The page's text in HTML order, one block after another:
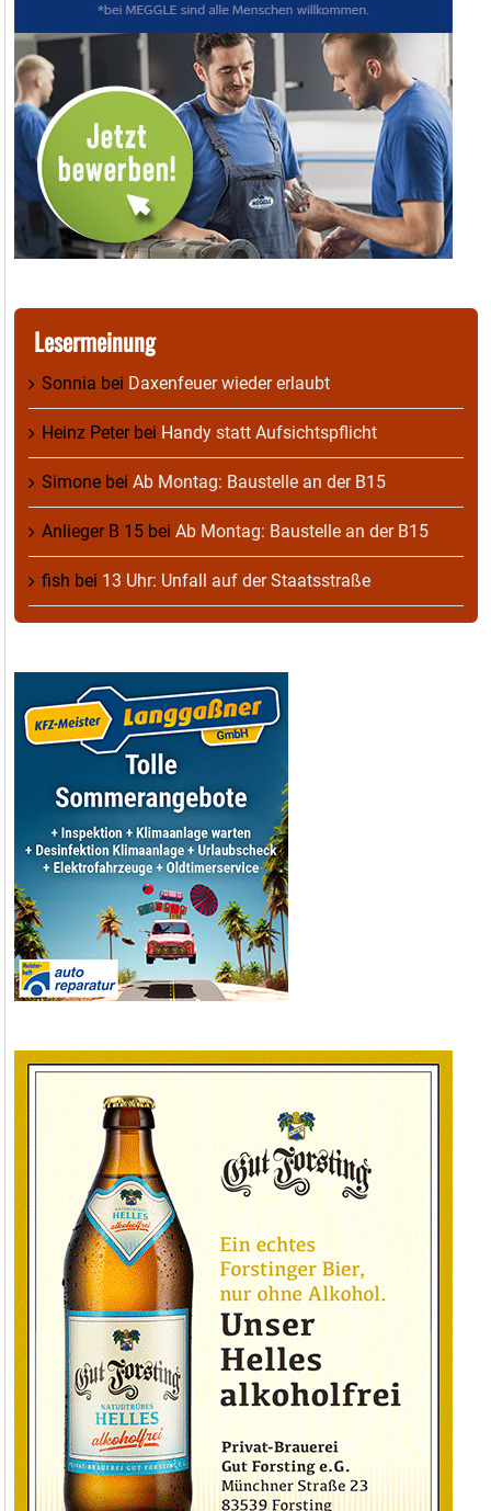
Lesermeinung
Sonnia bei Daxenfeuer wieder erlaubt
Heinz Peterbei Handy statt Aufsichtspflicht
Simone bei Ab Montag: Baustelle an der B15
Anlieger B 15 bei Ab Montag: Baustelle an der B15
fish bei 13 Uhr: Unfall auf der Staatsstraße